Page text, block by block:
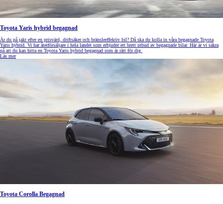
Toyota Yaris hybrid begagnad
Är du på jakt efter en prisvärd, driftsäker och bränsleeffektiv bil? Då ska du kolla in våra begagnade Toyota
Yaris hybrid. Vi har återförsäljare i hela landet som erbjuder ett brett utbud av begagnade bilar. Här är vi säkra
på att du kan hitta en Toyota Yaris hybrid begagnad som är rätt för dig.
Läs mer
Toyota Corolla Begagnad